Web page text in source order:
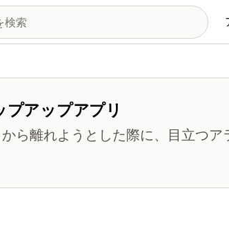
アップアプリ
ら離れようとした際に、目立つア